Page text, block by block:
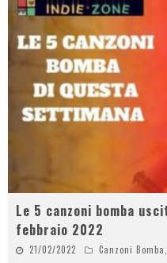
Le 5 canzoni bomba
febbraio 2022
21/02/2022 Canzoni Bomba